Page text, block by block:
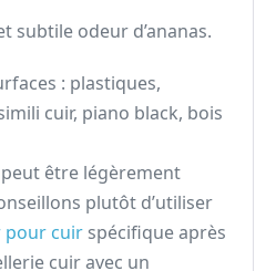
subtile odeur d’ananas.
: plastiques,
cuir, piano black, bois
être légèrement
plutôt d’utiliser
pour cuir spécifique après
cuir avec un